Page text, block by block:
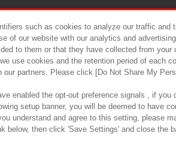
食品のご提供につ
such as cookies to analyze our traffic and
of our website with our analytics and
to them or that they have collected from
use cookies and the retention period of each
our partners. Please click [Do Not Share My
enabled the opt-out preference signals , if you
setup banner, you will be deemed to have
understand and agree to this setting, please
below, then click 'Save Settings' and close the